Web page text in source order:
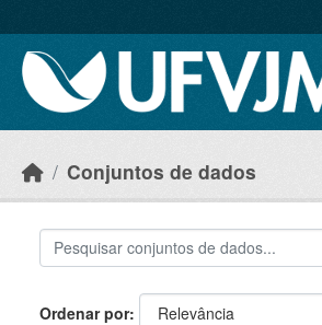
Conjuntos de dados
Ordenar por